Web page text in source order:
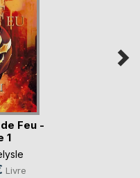
Feu -
1
Livre